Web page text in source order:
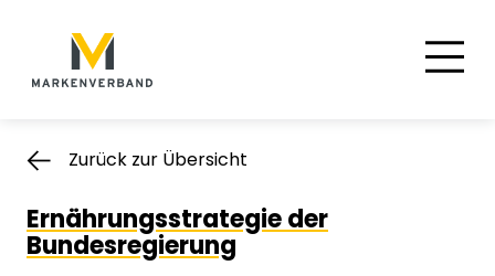
Hauptnavigation
Zurück zur Übersicht
Ernährungsstrategie der
Bundesregierung